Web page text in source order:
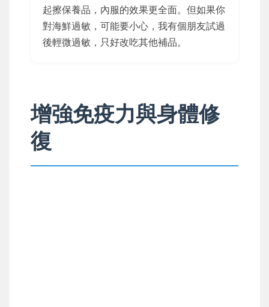
起擦保養品，內服的效果更全面。但如果你
對海鮮過敏，可能要小心，我有個朋友試過
後輕微過敏，只好改吃其他補品。
增強免疫力與身體修
復